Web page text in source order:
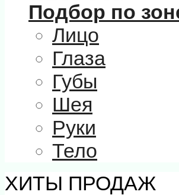
Подбор по
Лицо
Глаза
Губы
Шея
Руки
Тело
ХИТЫ ПРОДАЖ